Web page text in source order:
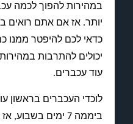
במהירות להפוך לכמה
יותר. אז אם אתם רואים
כדאי לכם להיפטר ממנו
יכולים להתרבות
עוד עכברים.
לוכדי העכברים בראשון
ביממה 7 ימים בשבוע,